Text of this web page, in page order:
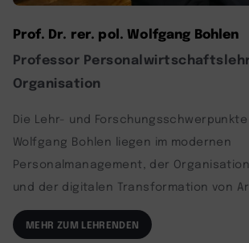
Prof. Dr. rer. pol. Wolfgang Bohlen
Professor
Organisation
Die Lehr- und Forschungsschwerpunkte
Wolfgang Bohlen liegen im modernen
Personalmanagement, der
und der digitalen Transformation von
MEHR ZUM LEHRENDEN